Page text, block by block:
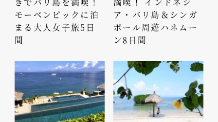
モーベンピックに泊
まる大人女子旅5日
間
ア・バリ島＆シンガ
ポール周遊ハネムー
ン8日間